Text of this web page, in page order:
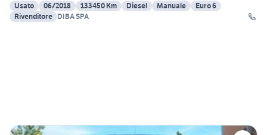
Usato
06/2018 133450 Km Diesel Manuale
Euro 6
Rivenditore DIBA SPA